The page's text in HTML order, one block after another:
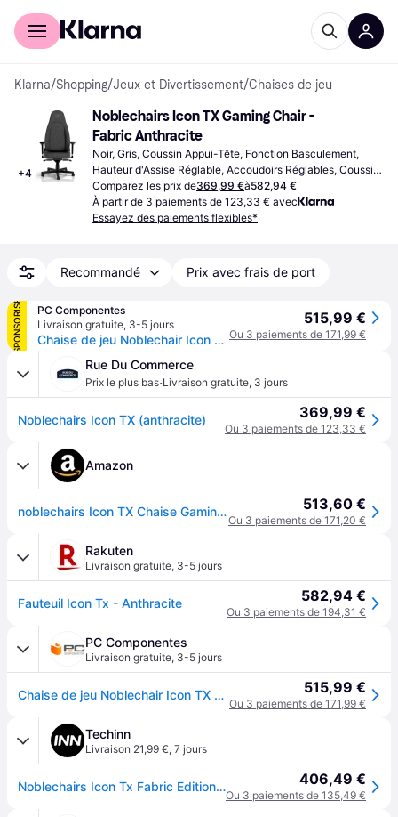
Acheter avec Klarna
Klarna/Shopping/Jeux et Divertissement/Chaises de jeu
+4
Noblechairs Icon TX Gaming Chair -
Fabric Anthracite
Noir, Gris, Coussin Appui-Tête, Fonction Basculement,
Hauteur d'Assise Réglable, Accoudoirs Réglables, Coussin
Lombaire, Dossier Réglable
Comparez les prix de369,99 €à582,94 €
À partir de 3 paiements de 123,33 € avec
Essayez des paiements flexibles*
Recommandé Prix avec frais de port
SPONSORISÉ
PC Componentes
Livraison gratuite, 3-5 jours
Chaise de jeu Noblechair Icon TX anthracite
515,99 €
Ou 3 paiements de 171,99 €
Rue Du Commerce
Prix le plus bas·Livraison gratuite, 3 jours
Noblechairs Icon TX (anthracite) 369,99 €
Ou 3 paiements de 123,33 €
Amazon
noblechairs Icon TX Chaise Gaming Tissu - Fauteuil de Bureau Ergonomique - Fauteuil Gamer 150 kg - Chaise de Jeu - Fauteuil Pivotant - Tissu Textile - Coussin Inclus - Anthracite 513,60 €
Ou 3 paiements de 171,20 €
Rakuten
Livraison gratuite, 3-5 jours
Fauteuil Icon Tx - Anthracite 582,94 €
Ou 3 paiements de 194,31 €
PC Componentes
Livraison gratuite, 3-5 jours
Chaise de jeu Noblechair Icon TX anthracite 515,99 €
Ou 3 paiements de 171,99 €
Techinn
Livraison 21,99 €, 7 jours
Noblechairs Icon Tx Fabric Edition Gaming Chair Gris 406,49 €
Ou 3 paiements de 135,49 €